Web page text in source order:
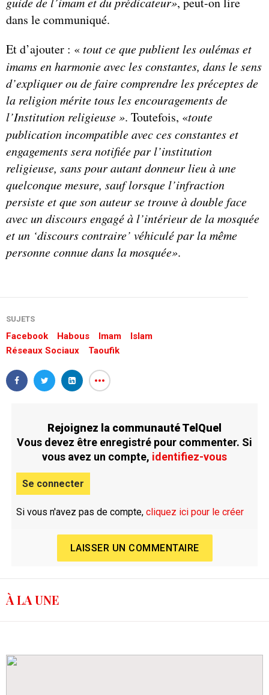
dans le communiqué.
Et d’ajouter : «tout ce que publient les oulémas et
imams en harmonie avec les constantes, dans le sens
d’expliquer ou de faire comprendre les préceptes de
la religion mérite tous les encouragements de
l’Institution religieuse ». Toutefois, «toute
publication incompatible avec ces constantes et
engagements sera notifiée par l’institution
religieuse, sans pour autant donneur lieu à une
quelconque mesure, sauf lorsque l’infraction
persiste et que son auteur se trouve à double face
avec un discours engagé à l’intérieur de la mosquée
et un ‘discours contraire’ véhiculé par la même
personne connue dans la mosquée».
SUJETS
Facebook Habous Imam
Islam
Réseaux Sociaux
Taoufik
Rejoignez la communauté TelQuel
Vous devez être enregistré pour commenter. Si
vous avez un compte, identifiez-vous
Se connecter
Si vous n'avez pas de compte, cliquez ici pour le créer
LAISSER UN COMMENTAIRE
À LA UNE